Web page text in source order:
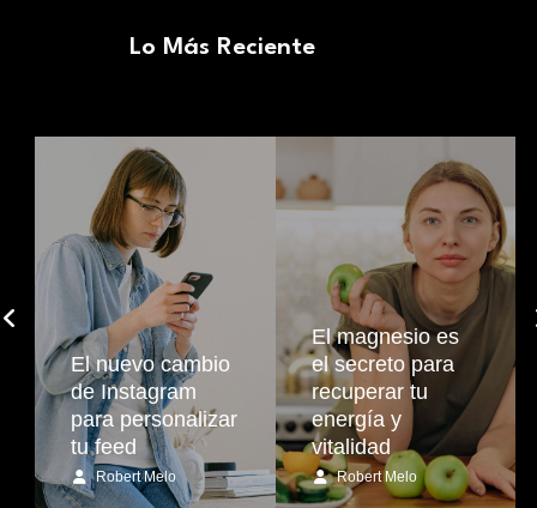
Lo Más Reciente
El nuevo cambio
de Instagram
para personalizar
tu feed
Robert Melo
El magnesio es
el secreto para
recuperar tu
energía y
vitalidad
Robert Melo